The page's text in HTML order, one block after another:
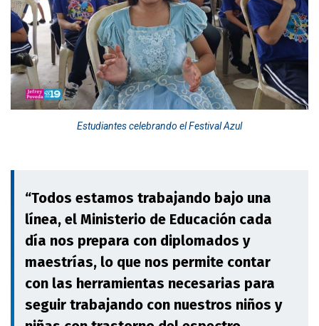
Estudiantes celebrando el Festival Azul
“Todos estamos trabajando bajo una
línea, el Ministerio de Educación cada
día nos prepara con diplomados y
maestrías, lo que nos permite contar
con las herramientas necesarias para
seguir trabajando con nuestros niños y